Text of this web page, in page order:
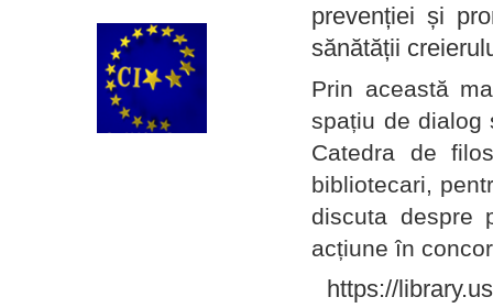
prevenției și
sănătății
Prin această
spațiu de dialog
Catedra de
bibliotecari,
discuta despre
acțiune în
https://